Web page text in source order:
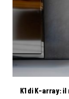
K1 di K-array: